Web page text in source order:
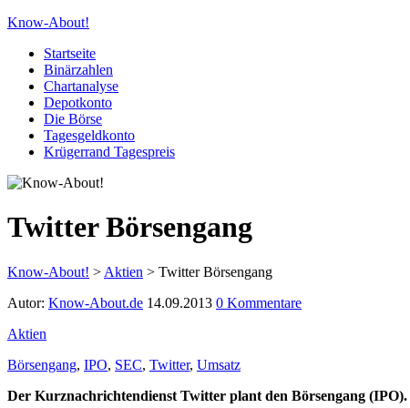
Know-About!
Startseite
Binärzahlen
Chartanalyse
Depotkonto
Die Börse
Tagesgeldkonto
Krügerrand Tagespreis
Twitter Börsengang
Know-About! > Aktien > Twitter Börsengang
Autor: Know-About.de 14.09.2013 0 Kommentare
Aktien
Börsengang, IPO, SEC, Twitter, Umsatz
Der Kurznachrichtendienst Twitter plant den Börsengang